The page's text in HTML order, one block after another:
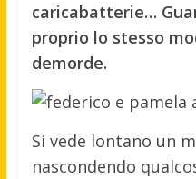
caricabatterie…
proprio lo stesso
demorde.
Si vede lontano un
nascondendo